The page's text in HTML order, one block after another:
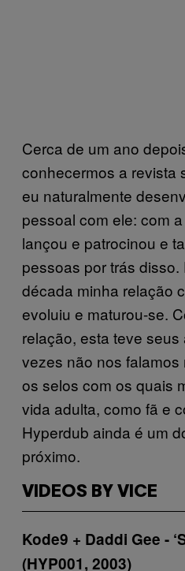
Cerca de um ano
conhecermos a revista
eu naturalmente
pessoal com ele: com
lançou e patrocinou e
pessoas por trás
década minha relação
evoluiu e maturou-se.
relação, esta teve
vezes não nos
os selos com os quais
vida adulta, como fã e
Hyperdub ainda é um
próximo.
VIDEOS BY VICE
Kode9 + Daddi Gee ­-
(HYP001, 2003)